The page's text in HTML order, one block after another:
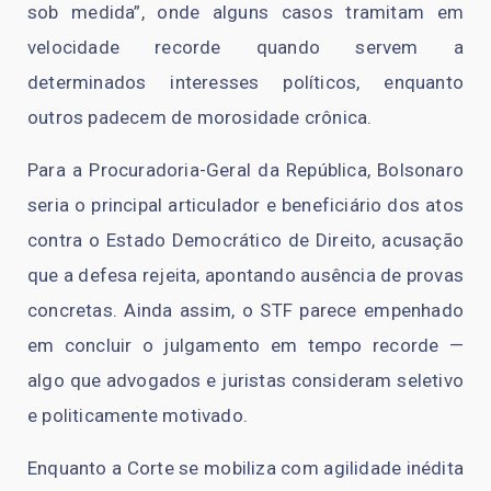
sob medida”, onde alguns casos tramitam em
velocidade recorde quando servem a
determinados interesses políticos, enquanto
outros padecem de morosidade crônica.
Para a Procuradoria-Geral da República, Bolsonaro
seria o principal articulador e beneficiário dos atos
contra o Estado Democrático de Direito, acusação
que a defesa rejeita, apontando ausência de provas
concretas. Ainda assim, o STF parece empenhado
em concluir o julgamento em tempo recorde —
algo que advogados e juristas consideram seletivo
e politicamente motivado.
Enquanto a Corte se mobiliza com agilidade inédita